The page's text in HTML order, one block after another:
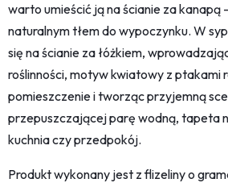
warto umieścić ją na ścianie za
naturalnym tłem do wypoczynku. W
się na ścianie za łóżkiem,
roślinności, motyw kwiatowy z ptakami
pomieszczenie i tworząc przyjemną
przepuszczającej parę wodną, tapeta
kuchnia czy przedpokój.
Produkt wykonany jest z flizeliny o